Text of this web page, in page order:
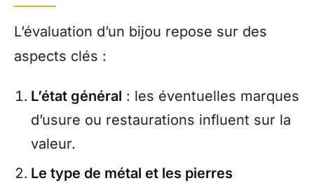
L’évaluation d’un bijou repose sur des
aspects clés :
L’état général : les éventuelles marques
d’usure ou restaurations influent sur la
valeur.
Le type de métal et les pierres